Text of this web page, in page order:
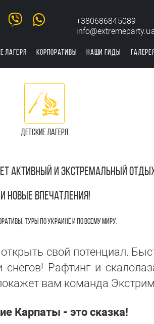
+380686845089
ЛАГЕРЯ КОРПОРАТИВЫ НАШИ ГИДЫ ГАЛЕРЕЯ
ДЕТСКИЕ ЛАГЕРЯ
АКТИВНЫЙ И ЭКСТРЕМАЛЬНЫЙ
НОВЫЕ ВПЕЧАТЛЕНИЯ!
ТУРЫ ПО УКРАИНЕ И ПО ВСЕМУ МИРУ.
свой потенциал.
Рафтинг и
вам команда
Карпаты - это сказка!